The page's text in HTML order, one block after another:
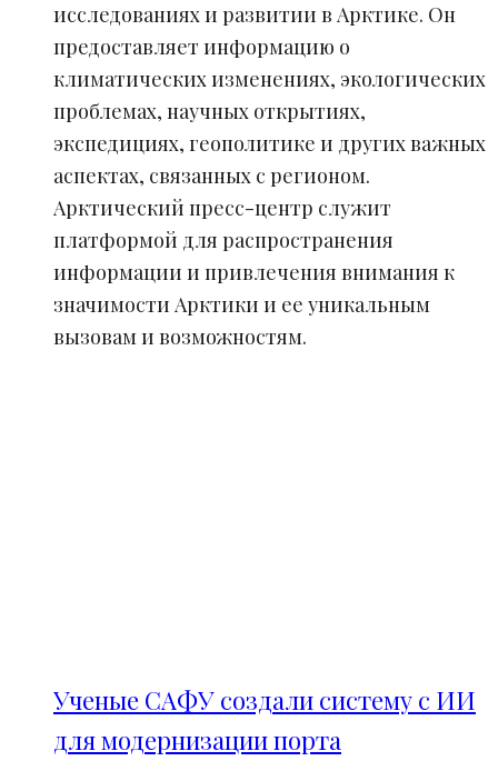
исследованиях и развитии в Арктике. Он
предоставляет информацию о
климатических изменениях, экологических
проблемах, научных открытиях,
экспедициях, геополитике и других важных
аспектах, связанных с регионом.
Арктический пресс-центр служит
платформой для распространения
информации и привлечения внимания к
значимости Арктики и ее уникальным
вызовам и возможностям.
Ученые САФУ создали систему с ИИ
для модернизации порта